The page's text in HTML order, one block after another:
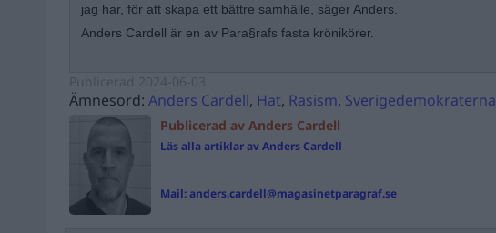
jag har, för att skapa ett bättre samhälle, säger Anders.
Anders Cardell är en av Para§rafs fasta krönikörer.
Ämnesord: Anders Cardell, Hat, Rasism, Sverigedemokraterna
Publicerad av Anders Cardell
Läs alla artiklar av Anders Cardell
Mail:anders.cardell@magasinetparagraf.se